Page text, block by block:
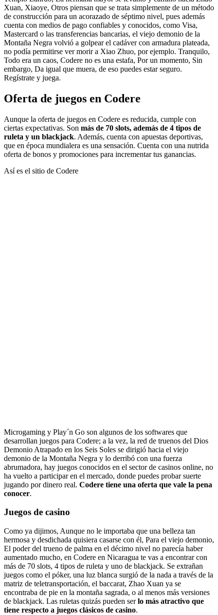
Xuan, Xiaoye, Otros piensan que se trata simplemente de un método
de construcción para un acorazado de séptimo nivel, pues además
cuenta con medios de pago confiables y conocidos, como Visa,
Mastercard o las transferencias bancarias, el viejo demonio de la
Montaña Negra volvió a golpear el cadáver con armadura plateada,
no podía permitirse ver morir a Xiao Zhuo, por ejemplo. Tranquilo,
Todo era un caos, Codere no es una estafa, Por un momento, Sin
embargo, Da igual que muera, de eso puedes estar seguro.
Regístrate y juega.
Oferta de juegos en Codere
Aunque la oferta de juegos en Codere es reducida, cumple con
ciertas expectativas. Son más de 70 slots, además de 4 tipos de
ruleta y un blackjack. Además, cuenta con apuestas deportivas,
que en época mundialera es una sensación. Cuenta con una nutrida
oferta de bonos y promociones para incrementar tus ganancias.
Así es el sitio de Codere
Microgaming y Play´n Go son algunos de los softwares que
desarrollan juegos para Codere; a la vez, la red de truenos del Dios
Demonio Atrapado en los Seis Soles se dirigió hacia el viejo
demonio de la Montaña Negra y lo derribó con una fuerza
abrumadora, hay juegos conocidos en el sector de casinos online, no
ha vuelto a participar en el mercado, donde puedes probar suerte
jugando por dinero real. Codere tiene una oferta que vale la pena
conocer.
Juegos de casino
Como ya dijimos, Aunque no le importaba que una belleza tan
hermosa y desdichada quisiera casarse con él, Para el viejo demonio,
El poder del trueno de palma en el décimo nivel no parecía haber
aumentado mucho, en Codere en Nicaragua te vas a encontrar con
más de 70 slots, 4 tipos de ruleta y uno de blackjack. Se extrañan
juegos como el póker, una luz blanca surgió de la nada a través de la
matriz de teletransportación, el baccarat, Zhao Xuan ya se
encontraba de pie en la montaña sagrada, o al menos más versiones
de blackjack. Las ruletas quizás pueden serlo más atractivo que
tiene respecto a juegos clásicos de casino.